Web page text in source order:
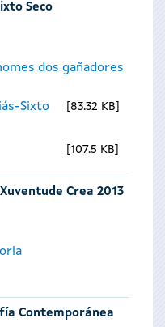
Seco
dos gañadores
Sixto
83.32 KB
107.5 KB
Crea 2013
Contemporánea